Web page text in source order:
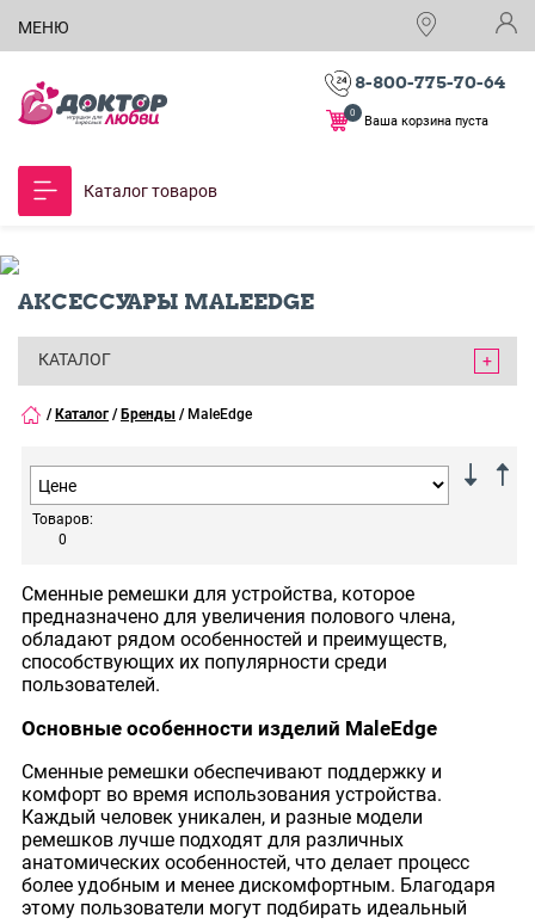
МЕНЮ
8-800-775-70-64
Ваша корзина пуста
0
Каталог товаров
АКСЕССУАРЫ MALEEDGE
КАТАЛОГ
/ Каталог / Бренды / MaleEdge
Товаров:
0
Сменные ремешки для устройства, которое
предназначено для увеличения полового члена,
обладают рядом особенностей и преимуществ,
способствующих их популярности среди
пользователей.
Основные особенности изделий MaleEdge
Сменные ремешки обеспечивают поддержку и
комфорт во время использования устройства.
Каждый человек уникален, и разные модели
ремешков лучше подходят для различных
анатомических особенностей, что делает процесс
более удобным и менее дискомфортным. Благодаря
этому пользователи могут подбирать идеальный